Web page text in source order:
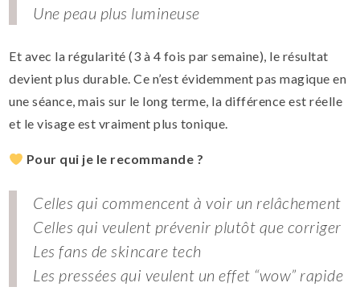
Une peau plus lumineuse
Et avec la régularité (3 à 4 fois par semaine), le résultat
devient plus durable. Ce n’est évidemment pas magique en
une séance, mais sur le long terme, la différence est réelle
et le visage est vraiment plus tonique.
Pour qui je le recommande ?
Celles qui commencent à voir un relâchement
Celles qui veulent prévenir plutôt que corriger
Les fans de skincare tech
Les pressées qui veulent un effet “wow” rapide